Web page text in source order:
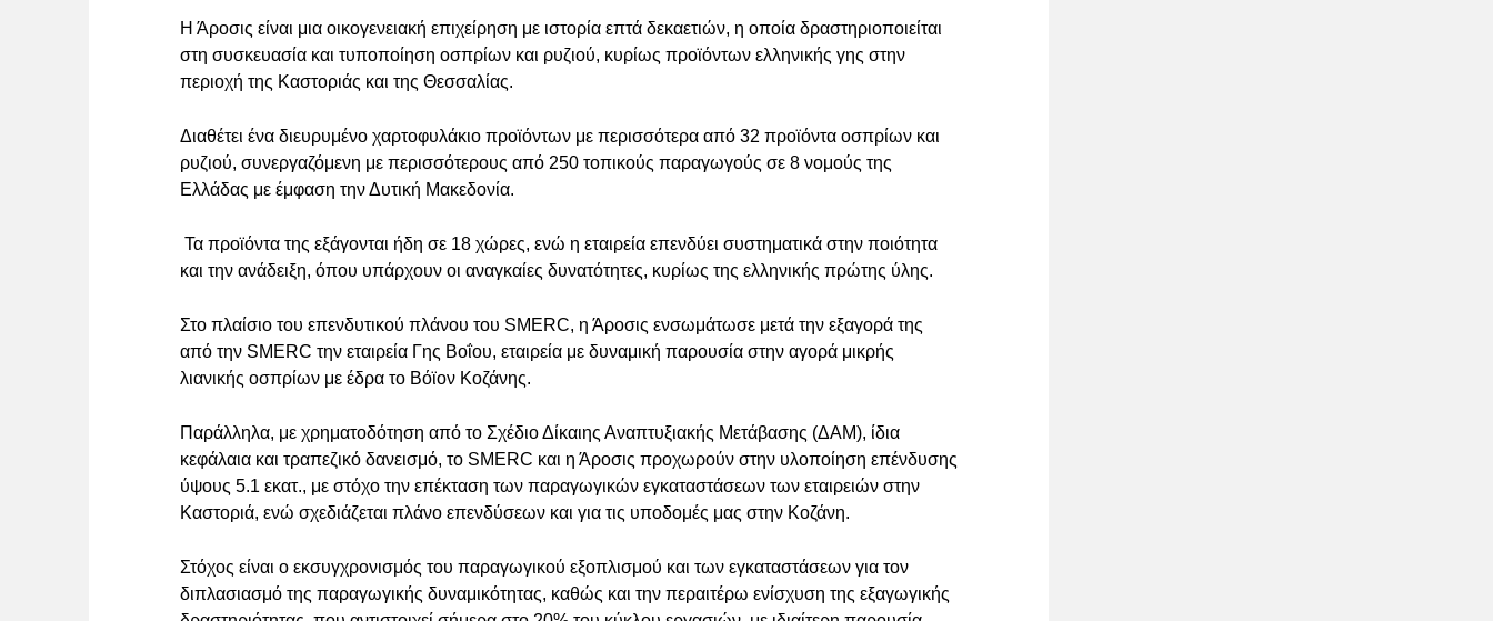
Η Άροσις είναι μια οικογενειακή επιχείρηση με ιστορία επτά δεκαετιών, η οποία δραστηριοποιείται
στη συσκευασία και τυποποίηση οσπρίων και ρυζιού, κυρίως προϊόντων ελληνικής γης στην
περιοχή της Καστοριάς και της Θεσσαλίας.
Διαθέτει ένα διευρυμένο χαρτοφυλάκιο προϊόντων με περισσότερα από 32 προϊόντα οσπρίων και
ρυζιού, συνεργαζόμενη με περισσότερους από 250 τοπικούς παραγωγούς σε 8 νομούς της
Ελλάδας με έμφαση την Δυτική Μακεδονία.
Τα προϊόντα της εξάγονται ήδη σε 18 χώρες, ενώ η εταιρεία επενδύει συστηματικά στην ποιότητα
και την ανάδειξη, όπου υπάρχουν οι αναγκαίες δυνατότητες, κυρίως της ελληνικής πρώτης ύλης.
Στο πλαίσιο του επενδυτικού πλάνου του SMERC, η Άροσις ενσωμάτωσε μετά την εξαγορά της
από την SMERC την εταιρεία Γης Βοΐου, εταιρεία με δυναμική παρουσία στην αγορά μικρής
λιανικής οσπρίων με έδρα το Βόϊον Κοζάνης.
Παράλληλα, με χρηματοδότηση από το Σχέδιο Δίκαιης Αναπτυξιακής Μετάβασης (ΔΑΜ), ίδια
κεφάλαια και τραπεζικό δανεισμό, το SMERC και η Άροσις προχωρούν στην υλοποίηση επένδυσης
ύψους 5.1 εκατ., με στόχο την επέκταση των παραγωγικών εγκαταστάσεων των εταιρειών στην
Καστοριά, ενώ σχεδιάζεται πλάνο επενδύσεων και για τις υποδομές μας στην Κοζάνη.
Στόχος είναι ο εκσυγχρονισμός του παραγωγικού εξοπλισμού και των εγκαταστάσεων για τον
διπλασιασμό της παραγωγικής δυναμικότητας, καθώς και την περαιτέρω ενίσχυση της εξαγωγικής